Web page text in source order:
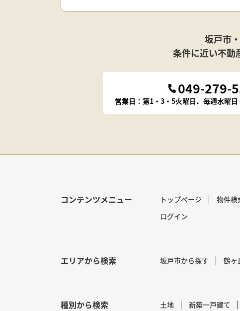
坂戸市
条件に近い不動
049-279-
営業日：第1・3・5火曜日、毎週水曜日
コンテンツメニュー トップページ 物件検
ログイン
エリアから検索 坂戸市から探す 鶴ヶ
種別から検索 土地 新築一戸建て